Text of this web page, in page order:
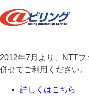
2012年7月より、NTT
併せてご利用ください。
詳しくはこちら